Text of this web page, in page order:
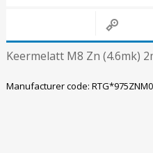
Keermelatt M8 Zn (4.6mk)
Manufacturer code: